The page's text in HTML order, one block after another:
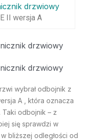
II wersja A
wybrał odbojnik z
A , która oznacza
Taki odbojnik – z
się sprawdzi w
bliższej odległości od